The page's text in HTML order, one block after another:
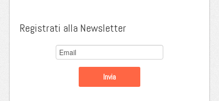
Registrati alla Newsletter